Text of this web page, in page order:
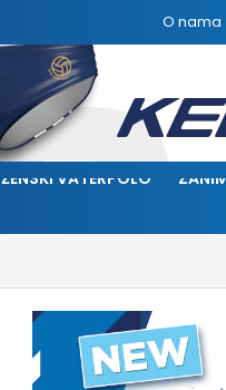
O nama
ŽENSKI VATERPOLO